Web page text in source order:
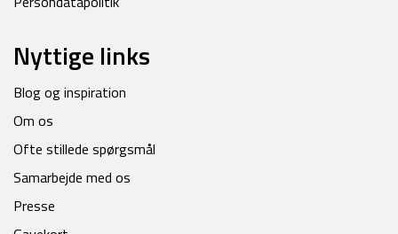
Nyttige links
Blog og inspiration
Om os
Ofte stillede spørgsmål
Samarbejde med os
Presse